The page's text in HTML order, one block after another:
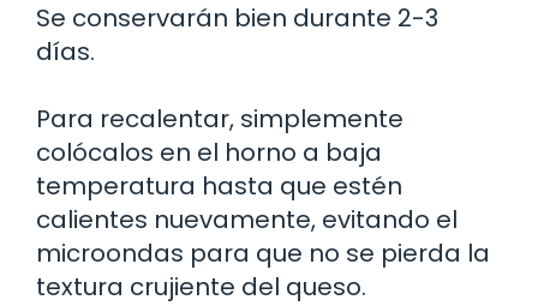
Se conservarán bien durante 2-3
días.
Para recalentar, simplemente
colócalos en el horno a baja
temperatura hasta que estén
calientes nuevamente, evitando el
microondas para que no se pierda la
textura crujiente del queso.